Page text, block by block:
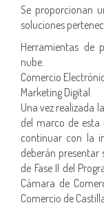
Se proporcionan
soluciones
Herramientas de
nube.
Comercio
Marketing Digital.
Una vez realizada
del marco de esta
continuar con la
deberán
de Fase II del
Cámara de
Comercio de